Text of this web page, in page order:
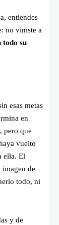
entiendes
no viniste a
su
esas metas
en
pero que
vuelto
ella. El
imagen de
todo, ni
y de